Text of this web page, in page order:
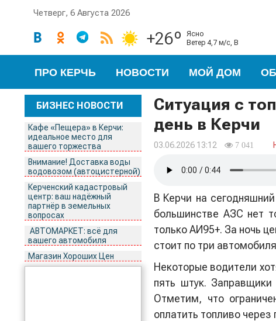
Четверг, 6 Августа 2026
+26º
ясно
ветер 4,7 м/с, В
ПРО КЕРЧЬ НОВОСТИ МОЙ ДОМ
БИЗНЕС НОВОСТИ
Кафе «Пещера» в Керчи:
идеальное место для
вашего торжества
Внимание! Доставка воды
водовозом (автоцистерной)
Керченский кадастровый
центр: ваш надёжный
партнёр в земельных
вопросах
АВТОМАРКЕТ: всё для
вашего автомобиля
Магазин Хороших Цен
Ситуация с
день в Керчи
03.06.2026 13:12 7 041
В Керчи на
большинстве АЗС нет
только АИ95+. За ночь
стоит по три
Некоторые водители
пять штук.
Отметим, что
оплатить топливо